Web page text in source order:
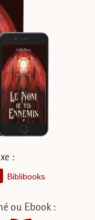
:
Biblibooks
ou Ebook :